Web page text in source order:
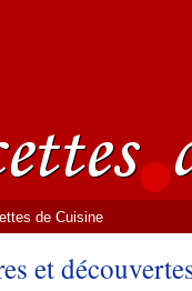
de Cuisine
et